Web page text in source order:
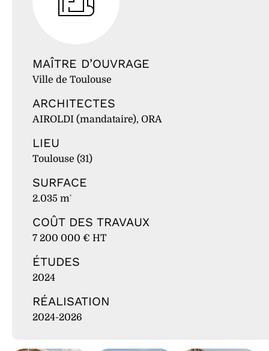
MAÎTRE D’OUVRAGE
Ville de Toulouse
ARCHITECTES
AIROLDI (mandataire), ORA
LIEU
Toulouse (31)
SURFACE
2.035 m²
COÛT DES TRAVAUX
7 200 000 € HT
ÉTUDES
2024
RÉALISATION
2024-2026